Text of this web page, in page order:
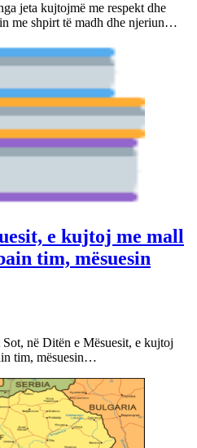
jeta kujtojmë me respekt dhe
me shpirt të madh dhe njeriun…
e kujtoj me mall
tim, mësuesin
në Ditën e Mësuesit, e kujtoj
tim, mësuesin…